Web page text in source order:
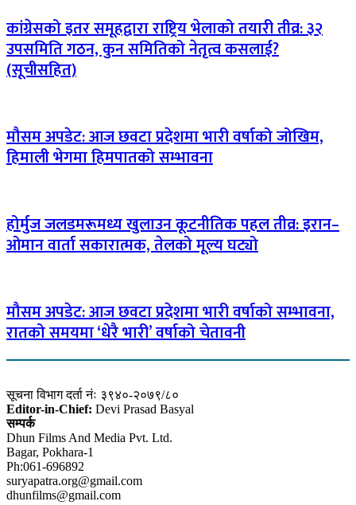
कांग्रेसको इतर समूहद्वारा राष्ट्रिय भेलाको तयारी तीव्र: ३२
उपसमिति गठन, कुन समितिको नेतृत्व कसलाई?
(सूचीसहित)
मौसम अपडेट: आज छवटा प्रदेशमा भारी वर्षाको जोखिम,
हिमाली भेगमा हिमपातको सम्भावना
होर्मुज जलडमरूमध्य खुलाउन कूटनीतिक पहल तीव्र: इरान–
ओमान वार्ता सकारात्मक, तेलको मूल्य घट्यो
मौसम अपडेट: आज छवटा प्रदेशमा भारी वर्षाको सम्भावना,
रातको समयमा ‘धेरै भारी’ वर्षाको चेतावनी
सूचना विभाग दर्ता नंः ३९४०-२०७९/८०
Editor-in-Chief: Devi Prasad Basyal
सम्पर्क
Dhun Films And Media Pvt. Ltd.
Bagar, Pokhara-1
Ph:061-696892
suryapatra.org@gmail.com
dhunfilms@gmail.com